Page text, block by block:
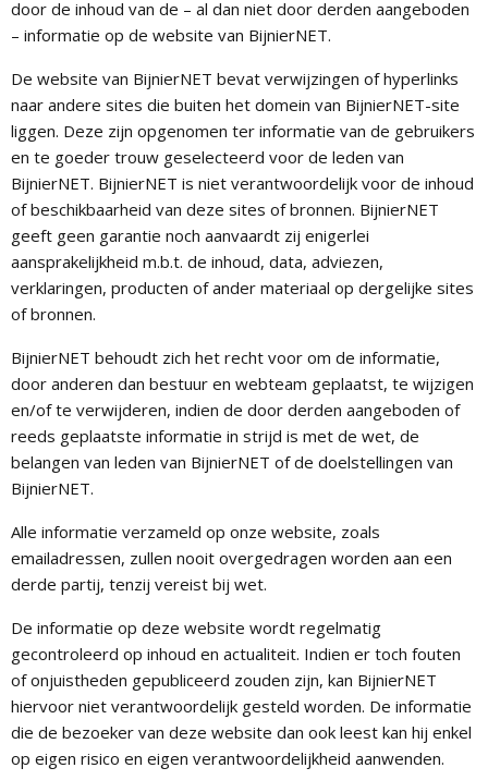
door de inhoud van de – al dan niet door derden aangeboden
– informatie op de website van BijnierNET.
De website van BijnierNET bevat verwijzingen of hyperlinks
naar andere sites die buiten het domein van BijnierNET-site
liggen. Deze zijn opgenomen ter informatie van de gebruikers
en te goeder trouw geselecteerd voor de leden van
BijnierNET. BijnierNET is niet verantwoordelijk voor de inhoud
of beschikbaarheid van deze sites of bronnen. BijnierNET
geeft geen garantie noch aanvaardt zij enigerlei
aansprakelijkheid m.b.t. de inhoud, data, adviezen,
verklaringen, producten of ander materiaal op dergelijke sites
of bronnen.
BijnierNET behoudt zich het recht voor om de informatie,
door anderen dan bestuur en webteam geplaatst, te wijzigen
en/of te verwijderen, indien de door derden aangeboden of
reeds geplaatste informatie in strijd is met de wet, de
belangen van leden van BijnierNET of de doelstellingen van
BijnierNET.
Alle informatie verzameld op onze website, zoals
emailadressen, zullen nooit overgedragen worden aan een
derde partij, tenzij vereist bij wet.
De informatie op deze website wordt regelmatig
gecontroleerd op inhoud en actualiteit. Indien er toch fouten
of onjuistheden gepubliceerd zouden zijn, kan BijnierNET
hiervoor niet verantwoordelijk gesteld worden. De informatie
die de bezoeker van deze website dan ook leest kan hij enkel
op eigen risico en eigen verantwoordelijkheid aanwenden.